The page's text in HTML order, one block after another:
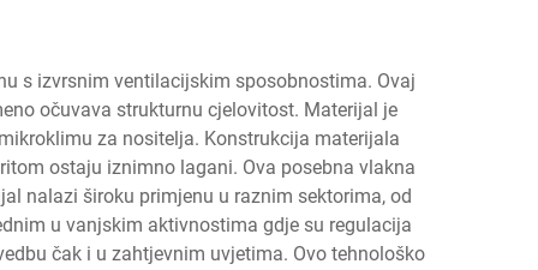
s izvrsnim ventilacijskim sposobnostima. Ovaj
očuvava strukturnu cjelovitost. Materijal je
za nositelja. Konstrukcija materijala
ostaju iznimno lagani. Ova posebna vlakna
nalazi široku primjenu u raznim sektorima, od
u vanjskim aktivnostima gdje su regulacija
čak i u zahtjevnim uvjetima. Ovo tehnološko